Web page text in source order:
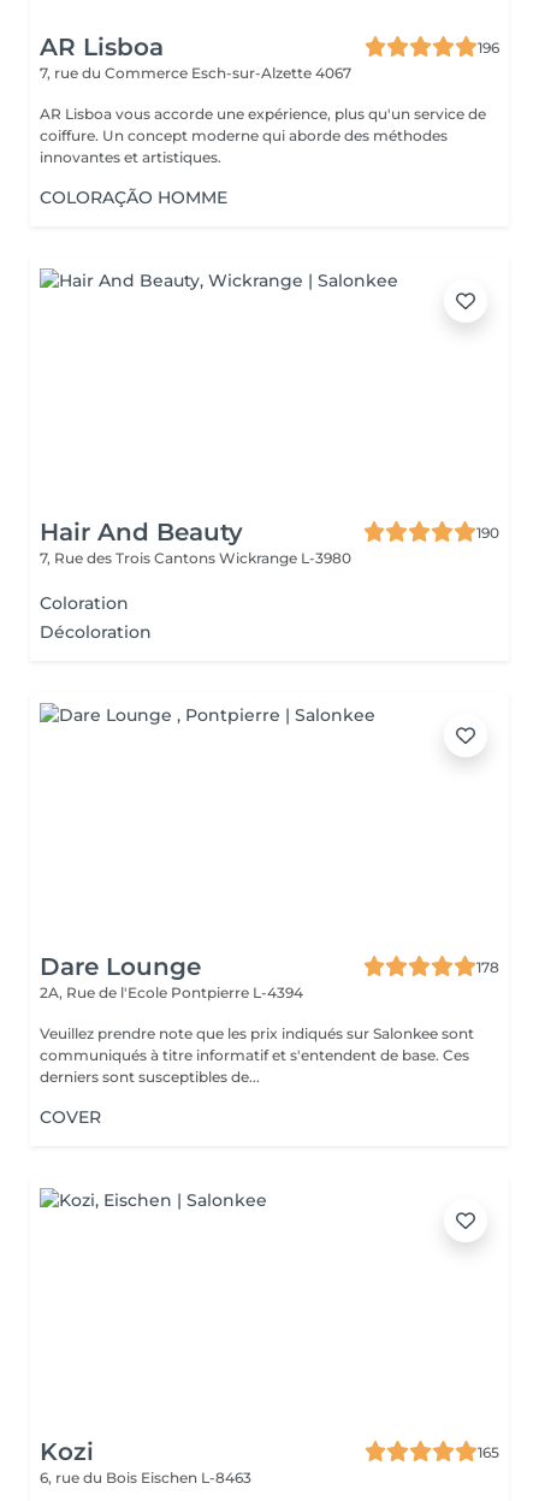
AR Lisboa
196
7, rue du Commerce Esch-sur-Alzette 4067
AR Lisboa vous accorde une expérience, plus qu'un service de
coiffure. Un concept moderne qui aborde des méthodes
innovantes et artistiques.
COLORAÇÃO HOMME
Hair And Beauty
190
7, Rue des Trois Cantons Wickrange L-3980
Coloration
Décoloration
Dare Lounge
178
2A, Rue de l'Ecole Pontpierre L-4394
Veuillez prendre note que les prix indiqués sur Salonkee sont
communiqués à titre informatif et s'entendent de base. Ces
derniers sont susceptibles de...
COVER
Kozi
165
6, rue du Bois Eischen L-8463